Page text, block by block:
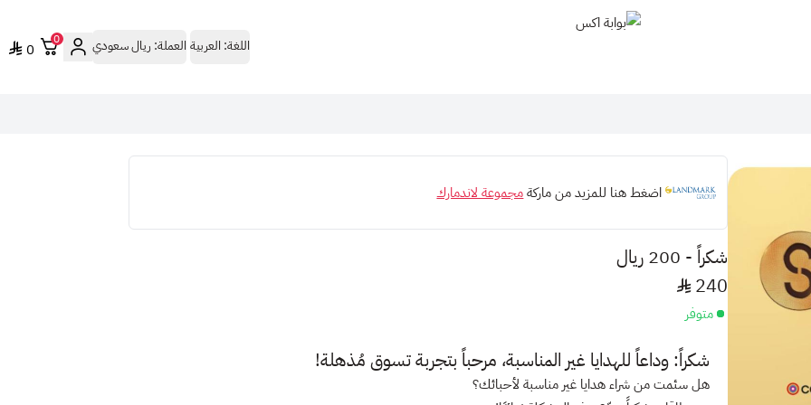
اللغة: العربية العملة:ريال سعودي 0
0
اضغط هنا للمزيد من ماركةمجموعة لاندمارك
شكراً - 200 ريال
240
متوفر
شكراً: وداعاً للهدايا غير المناسبة، مرحباً بتجربة تسوق مُذهلة!
هل سئمت من شراء هدايا غير مناسبة لأحبائك؟